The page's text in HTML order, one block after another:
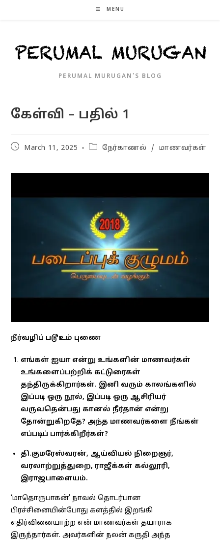
MENU
PERUMAL MURUGAN'S BLOG
கேள்வி – பதில் 1
PostMarch 11, 2025
Postநேர்காணல் / மாணவர்கள்
நீர்வழிப் படூஉம் புணை
எங்கள் ஐயா என்று உங்களின் மாணவர்கள்
உங்களைப்பற்றிக் கட்டுரைகள்
தந்திருக்கிறார்கள். இனி வரும் காலங்களில்
இப்படி ஒரு நூல், இப்படி ஒரு ஆசிரியர்
வருவதென்பது கானல் நீர்தான் என்று
தோன்றுகிறதே? அந்த மாணவர்களை நீங்கள்
எப்படிப் பார்க்கிறீர்கள்?
தி.குமரேஸ்வரன், ஆய்வியல் நிறைஞர்,
வரலாற்றுத்துறை, ராஜீக்கள் கல்லூரி,
இராஜபாளையம்.
‘மாதொருபாகன்’ நாவல் தொடர்பான
பிரச்சினையின்போது களத்தில் இறங்கி
எதிர்வினையாற்ற என் மாணவர்கள் தயாராக
இருந்தார்கள். அவர்களின் நலன் கருதி அந்த